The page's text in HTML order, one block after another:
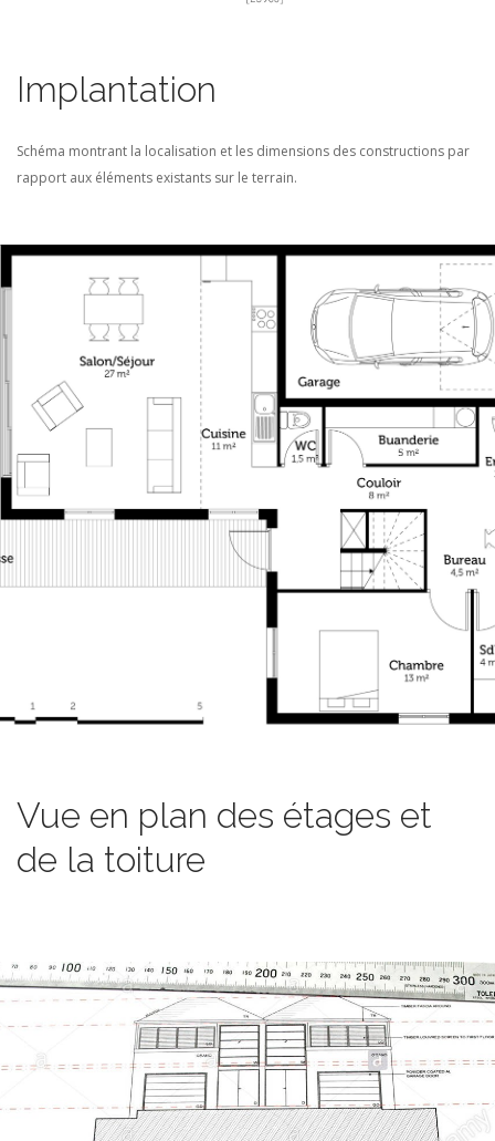
Implantation
Schéma montrant la localisation et les dimensions des constructions par
rapport aux éléments existants sur le terrain.
Vue en plan des étages et
de la toiture